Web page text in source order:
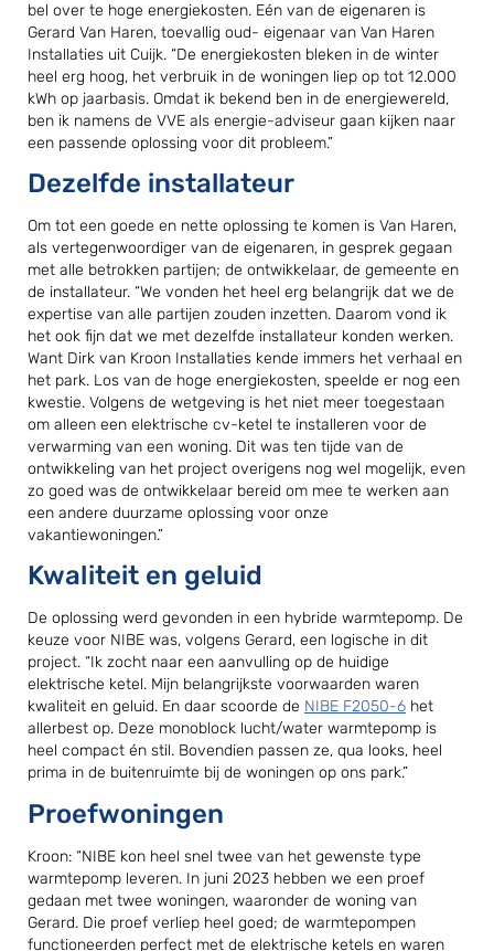
bel over te hoge energiekosten. Eén van de eigenaren is
Gerard Van Haren, toevallig oud- eigenaar van Van Haren
Installaties uit Cuijk. “De energiekosten bleken in de winter
heel erg hoog, het verbruik in de woningen liep op tot 12.000
kWh op jaarbasis. Omdat ik bekend ben in de energiewereld,
ben ik namens de VVE als energie-adviseur gaan kijken naar
een passende oplossing voor dit probleem.”
Dezelfde installateur
Om tot een goede en nette oplossing te komen is Van Haren,
als vertegenwoordiger van de eigenaren, in gesprek gegaan
met alle betrokken partijen; de ontwikkelaar, de gemeente en
de installateur. “We vonden het heel erg belangrijk dat we de
expertise van alle partijen zouden inzetten. Daarom vond ik
het ook fijn dat we met dezelfde installateur konden werken.
Want Dirk van Kroon Installaties kende immers het verhaal en
het park. Los van de hoge energiekosten, speelde er nog een
kwestie. Volgens de wetgeving is het niet meer toegestaan
om alleen een elektrische cv-ketel te installeren voor de
verwarming van een woning. Dit was ten tijde van de
ontwikkeling van het project overigens nog wel mogelijk, even
zo goed was de ontwikkelaar bereid om mee te werken aan
een andere duurzame oplossing voor onze
vakantiewoningen.”
Kwaliteit en geluid
De oplossing werd gevonden in een hybride warmtepomp. De
keuze voor NIBE was, volgens Gerard, een logische in dit
project. “Ik zocht naar een aanvulling op de huidige
elektrische ketel. Mijn belangrijkste voorwaarden waren
kwaliteit en geluid. En daar scoorde de NIBE F2050-6 het
allerbest op. Deze monoblock lucht/water warmtepomp is
heel compact én stil. Bovendien passen ze, qua looks, heel
prima in de buitenruimte bij de woningen op ons park.”
Proefwoningen
Kroon: “NIBE kon heel snel twee van het gewenste type
warmtepomp leveren. In juni 2023 hebben we een proef
gedaan met twee woningen, waaronder de woning van
Gerard. Die proef verliep heel goed; de warmtepompen
functioneerden perfect met de elektrische ketels en waren